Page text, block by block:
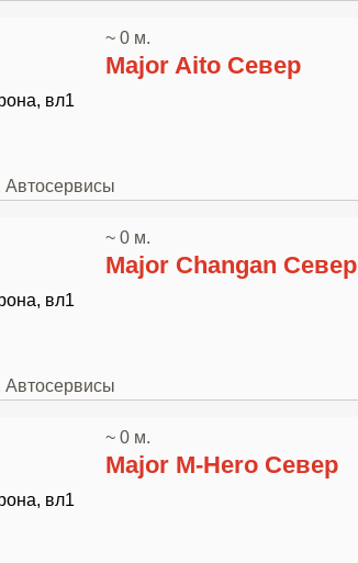
~ 0 м.
Major Aito Север
вл1
Автосервисы
~ 0 м.
Major Changan Север
вл1
Автосервисы
~ 0 м.
Major M-Hero Север
вл1